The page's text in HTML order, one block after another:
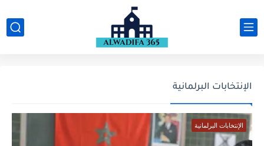
الإنتخابات البرلمانية
الإنتخابات البرلمانية